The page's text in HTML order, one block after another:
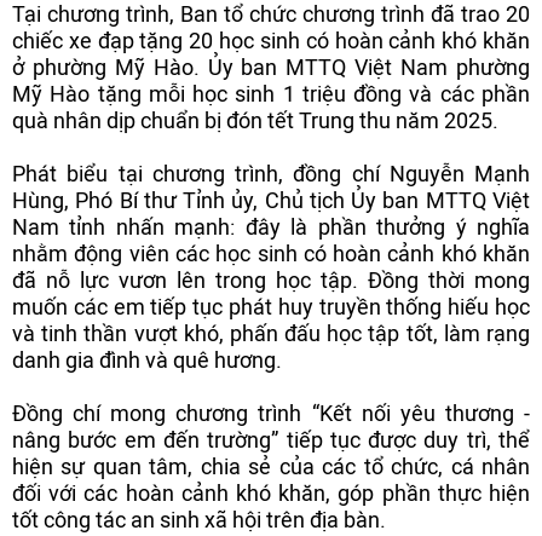
Tại chương trình, Ban tổ chức chương trình đã trao 20
chiếc xe đạp tặng 20 học sinh có hoàn cảnh khó khăn
ở phường Mỹ Hào. Ủy ban MTTQ Việt Nam phường
Mỹ Hào tặng mỗi học sinh 1 triệu đồng và các phần
quà nhân dịp chuẩn bị đón tết Trung thu năm 2025.
Phát biểu tại chương trình, đồng chí Nguyễn Mạnh
Hùng, Phó Bí thư Tỉnh ủy, Chủ tịch Ủy ban MTTQ Việt
Nam tỉnh nhấn mạnh: đây là phần thưởng ý nghĩa
nhằm động viên các học sinh có hoàn cảnh khó khăn
đã nỗ lực vươn lên trong học tập. Đồng thời mong
muốn các em tiếp tục phát huy truyền thống hiếu học
và tinh thần vượt khó, phấn đấu học tập tốt, làm rạng
danh gia đình và quê hương.
Đồng chí mong chương trình “Kết nối yêu thương -
nâng bước em đến trường” tiếp tục được duy trì, thể
hiện sự quan tâm, chia sẻ của các tổ chức, cá nhân
đối với các hoàn cảnh khó khăn, góp phần thực hiện
tốt công tác an sinh xã hội trên địa bàn.